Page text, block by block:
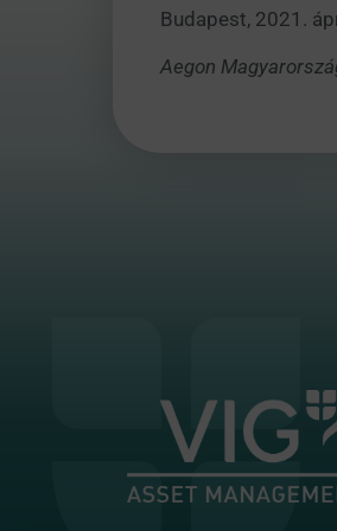
Budapest, 2021.
Aegon